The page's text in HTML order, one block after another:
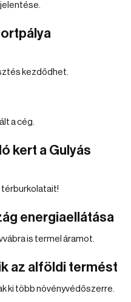
kezdődhet.
a cég.
kert a Gulyás
térburkolatait!
energiaellátása
is termel áramot.
az alföldi termést
ki több növényvédőszerre.